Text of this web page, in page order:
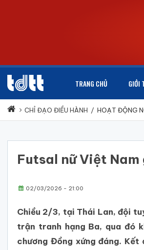
TRANG CHỦ GIỚI
CHỈ ĐẠO ĐIỀU HÀNH / HOẠT ĐỘNG
Futsal nữ Việt
02/03/2026 - 21:00
Chiều 2/3, tại Thái Lan, đội
trận tranh hạng Ba, qua đó
chương Đồng xứng đáng.